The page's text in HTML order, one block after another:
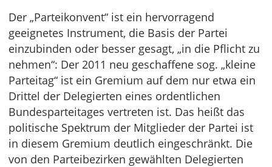
Der „Parteikonvent“ ist ein hervorragend
geeignetes Instrument, die Basis der Partei
einzubinden oder besser gesagt, „in die Pflicht zu
nehmen“: Der 2011 neu geschaffene sog. „kleine
Parteitag“ ist ein Gremium auf dem nur etwa ein
Drittel der Delegierten eines ordentlichen
Bundesparteitages vertreten ist. Das heißt das
politische Spektrum der Mitglieder der Partei ist
in diesem Gremium deutlich eingeschränkt. Die
von den Parteibezirken gewählten Delegierten